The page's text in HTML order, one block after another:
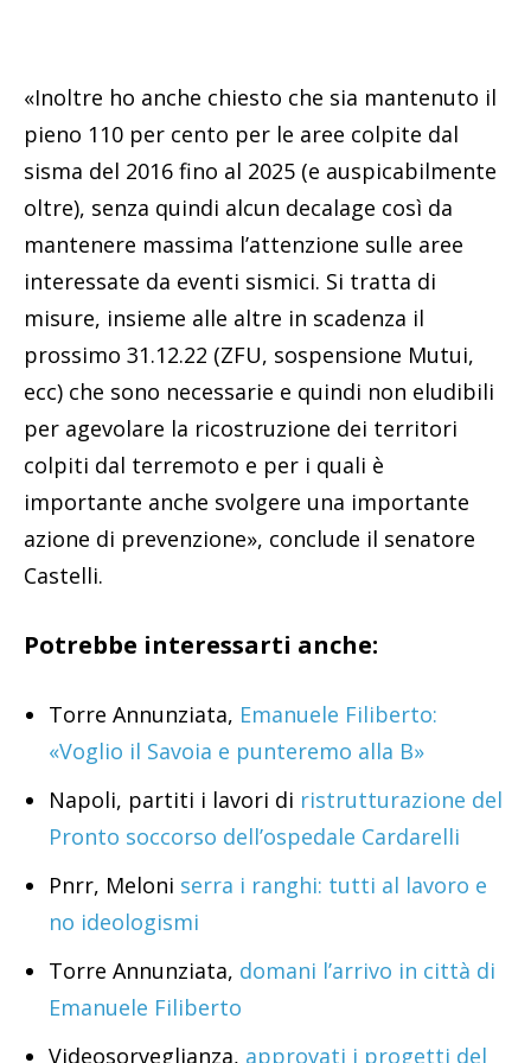
«Inoltre ho anche chiesto che sia mantenuto il
pieno 110 per cento per le aree colpite dal
sisma del 2016 fino al 2025 (e auspicabilmente
oltre), senza quindi alcun decalage così da
mantenere massima l’attenzione sulle aree
interessate da eventi sismici. Si tratta di
misure, insieme alle altre in scadenza il
prossimo 31.12.22 (ZFU, sospensione Mutui,
ecc) che sono necessarie e quindi non eludibili
per agevolare la ricostruzione dei territori
colpiti dal terremoto e per i quali è
importante anche svolgere una importante
azione di prevenzione», conclude il senatore
Castelli.
Potrebbe interessarti anche:
Torre Annunziata, Emanuele Filiberto:
«Voglio il Savoia e punteremo alla B»
Napoli, partiti i lavori di ristrutturazione del
Pronto soccorso dell’ospedale Cardarelli
Pnrr, Meloni serra i ranghi: tutti al lavoro e
no ideologismi
Torre Annunziata, domani l’arrivo in città di
Emanuele Filiberto
Videosorveglianza, approvati i progetti del